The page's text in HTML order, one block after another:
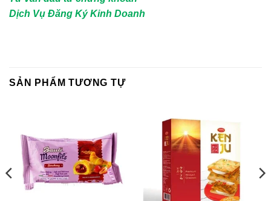
Dịch Vụ Đăng Ký Kinh Doanh
SẢN PHẨM TƯƠNG TỰ